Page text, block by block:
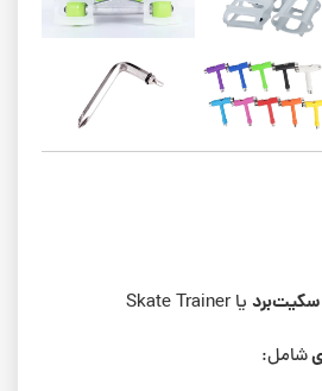
یا Skate Trainer
شامل: